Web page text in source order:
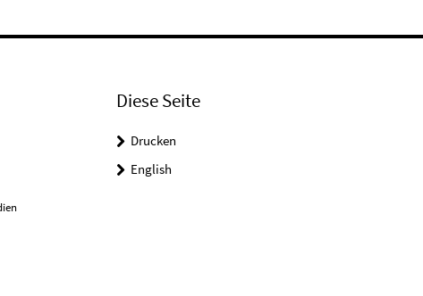
Diese Seite
Drucken
English